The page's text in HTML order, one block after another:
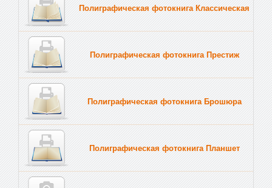
Полиграфическая фотокнига Классическая
Полиграфическая фотокнига Престиж
Полиграфическая фотокнига Брошюра
Полиграфическая фотокнига Планшет